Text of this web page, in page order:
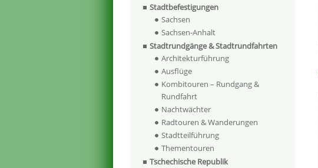
Stadtbefestigungen
Sachsen
Sachsen-Anhalt
Stadtrundgänge & Stadtrundfahrten
Architekturführung
Ausflüge
Kombitouren – Rundgang &
Rundfahrt
Nachtwächter
Radtouren & Wanderungen
Stadtteilführung
Thementouren
Tschechische Republik